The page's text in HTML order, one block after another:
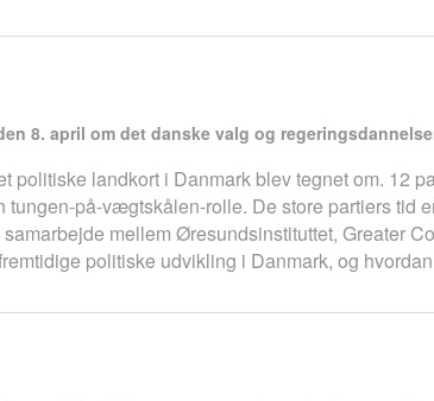
8. april om det danske valg og
politiske landkort i Danmark blev tegnet om. 12
på-vægtskålen-rolle. De store partiers tid
mellem Øresundsinstituttet, Greater
politiske udvikling i Danmark, og